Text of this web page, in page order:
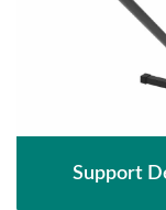
Support